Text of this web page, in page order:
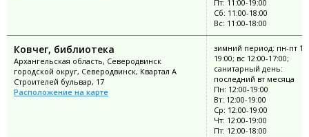
Пт: 11:00-19:00
Сб: 11:00-18:00
Вс: 11:00-18:00
Ковчег, библиотека
Архангельская область, Северодвинск
городской округ, Северодвинск, Квартал А
Строителей бульвар, 17
Расположение на карте
зимний период: пн-пт
19:00; вс 12:00-17:00;
санитарный день:
последний вт месяца
Пн: 12:00-19:00
Вт: 12:00-19:00
Ср: 12:00-19:00
Чт: 12:00-19:00
Пт: 12:00-18:00